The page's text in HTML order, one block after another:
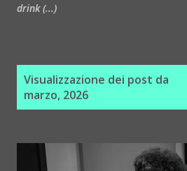
drink (...)
Visualizzazione dei post da
marzo, 2026